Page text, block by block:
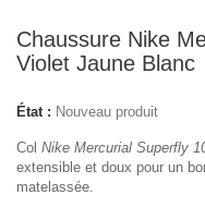
Chaussure Nike
Violet Jaune Blanc
État : Nouveau produit
Col Nike Mercurial Superfly
extensible et doux pour un
matelassée.